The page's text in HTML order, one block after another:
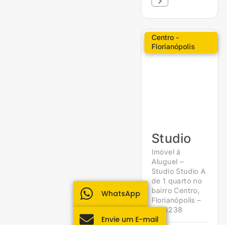
Centro -
Florianópolis
Studio
Imóvel á
Aluguel –
Studio Studio A
de 1 quarto no
bairro Centro,
Florianópolis –
1958238
WhatsApp
Envie um E-mail